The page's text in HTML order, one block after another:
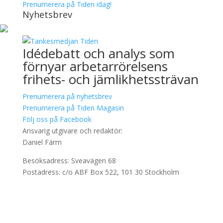
Prenumerera på Tiden idag!
Nyhetsbrev
Idédebatt och analys som
förnyar arbetarrörelsens
frihets- och jämlikhetssträvan
Prenumerera på nyhetsbrev
Prenumerera på Tiden Magasin
Följ oss på Facebook
Ansvarig utgivare och redaktör:
Daniel Färm
Besöksadress: Sveavägen 68
Postadress: c/o ABF Box 522, 101 30 Stockholm